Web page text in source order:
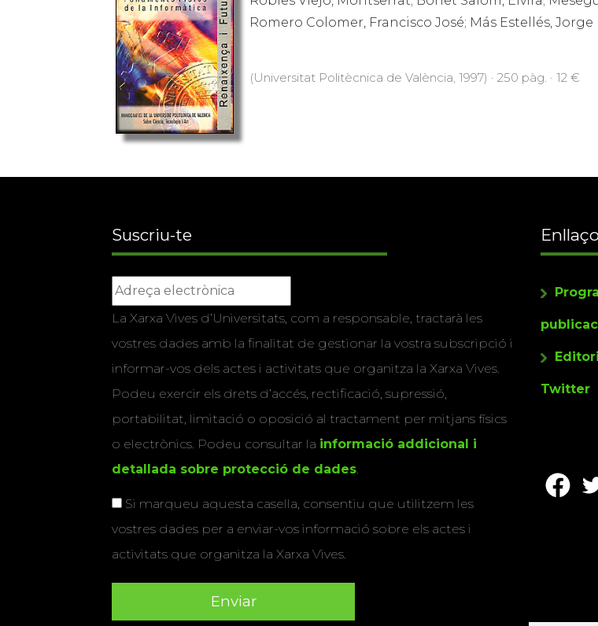
Romero Colomer, Francisco José; Más Estellés, Jorge
(Universitat Politècnica de València, 1997) · 250 pàg. · 12 €
Suscriu-te
La Xarxa Vives d’Universitats, com a responsable, tractarà les
vostres dades amb la finalitat de gestionar la vostra subscripció i
informar-vos dels actes i activitats que organitza la Xarxa Vives.
Podeu exercir els drets d’accés, rectificació, supressió,
portabilitat, limitació o oposició al tractament per mitjans físics
o electrònics. Podeu consultar la informació addicional i
detallada sobre protecció de dades.
Si marqueu aquesta casella, consentiu que utilitzem les
vostres dades per a enviar-vos informació sobre els actes i
activitats que organitza la Xarxa Vives.
Twitter